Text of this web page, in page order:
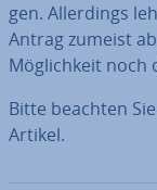
gen. Al­ler­dings
Antrag zumeist
Mög­lich­keit noch
Bitte beachten
Artikel.